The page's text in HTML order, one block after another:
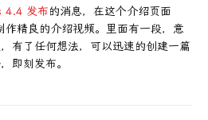
4.4 发布的消息，在这个介绍页面
精良的介绍视频。里面有一段，意
有了任何想法，可以迅速的创建一篇
即刻发布。